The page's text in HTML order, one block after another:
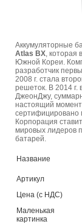
Аккумуляторные
Atlas BX, которая
Южной Кореи.
разработчик
2008 г. стала
решеток. В 2014 г.
ДжеонДжу,
настоящий момент
сертифицировано
Корпорация
мировых лидеров
батарей.
Название
Артикул
Цена (с НДС)
Маленькая
картинка